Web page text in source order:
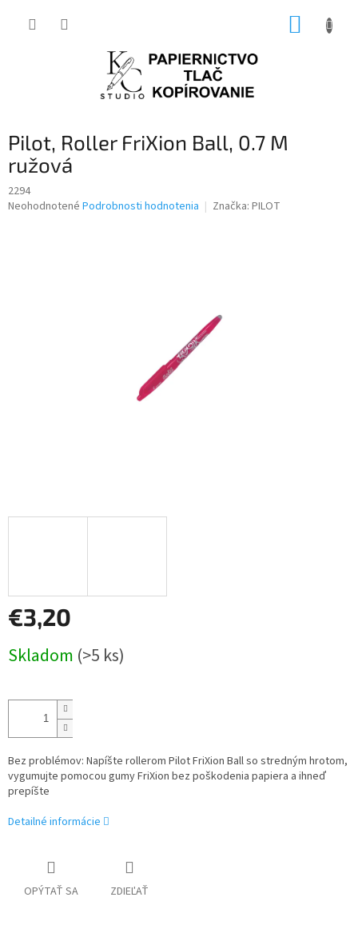
Pilot, Roller FriXion Ball, 0.7 M
ružová
2294
Priemerné
Neohodnotené Podrobnosti hodnotenia Značka: PILOT
€3,20
cena:
Skladom (>5 ks)
Bez problémov: Napíšte rollerom Pilot FriXion Ball so stredným hrotom,
vygumujte pomocou gumy FriXion bez poškodenia papiera a ihneď
prepíšte
Detailné informácie
OPÝTAŤ SA ZDIEĽAŤ